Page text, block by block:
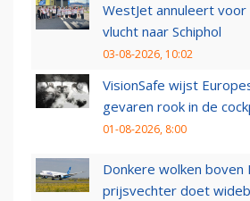
WestJet annuleert
vlucht naar Schiphol
03-08-2026, 10:02
VisionSafe wijst
gevaren rook in de
01-08-2026, 8:00
Donkere wolken boven
prijsvechter doet